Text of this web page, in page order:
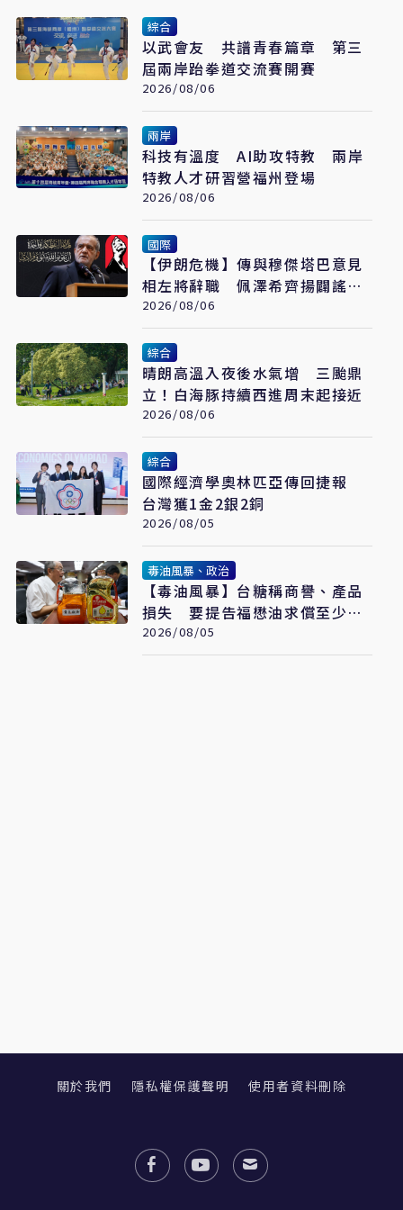
綜合
以武會友 共譜青春篇章 第三
屆兩岸跆拳道交流賽開賽
2026/08/06
兩岸
科技有溫度 AI助攻特教 兩岸
特教人才研習營福州登場
2026/08/06
國際
【伊朗危機】傳與穆傑塔巴意見
相左將辭職 佩澤希齊揚闢謠堅
稱會繼續總統職務
2026/08/06
綜合
晴朗高溫入夜後水氣增 三颱鼎
立！白海豚持續西進周末起接近
2026/08/06
綜合
國際經濟學奧林匹亞傳回捷報
台灣獲1金2銀2銅
2026/08/05
毒油風暴、政治
【毒油風暴】台糖稱商譽、產品
損失 要提告福懋油求償至少
2.43億元
2026/08/05
關於我們 隱私權保護聲明 使用者資料刪除